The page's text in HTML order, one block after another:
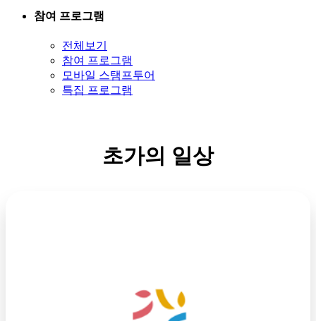
참여 프로그램
전체보기
참여 프로그램
모바일 스탬프투어
특집 프로그램
초가의 일상